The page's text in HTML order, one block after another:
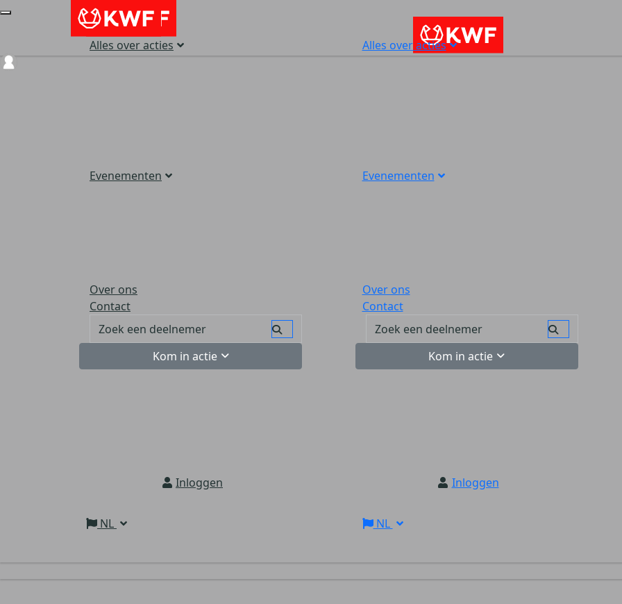
Alles over acties
Evenementen
Over ons
Contact
Kom in actie
Inloggen
NL
Alles over acties
Evenementen
Over ons
Contact
Kom in actie
Inloggen
NL